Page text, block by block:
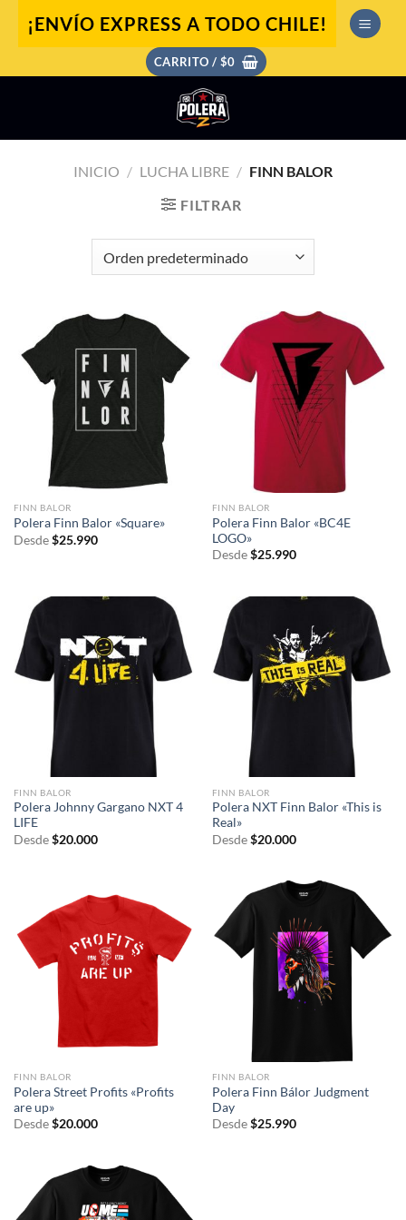
¡ENVÍO EXPRESS A TODO CHILE!
CARRITO / $0
INICIO / LUCHA LIBRE / FINN BALOR
FILTRAR
FINN BALOR
Polera Finn Balor «Square»
Desde $25.990
FINN BALOR
Polera Finn Balor «BC4E
LOGO»
Desde $25.990
FINN BALOR
Polera Johnny Gargano NXT 4
LIFE
Desde $20.000
FINN BALOR
Polera NXT Finn Balor «This is
Real»
Desde $20.000
FINN BALOR
Polera Street Profits «Profits
are up»
Desde $20.000
FINN BALOR
Polera Finn Bálor Judgment
Day
Desde $25.990